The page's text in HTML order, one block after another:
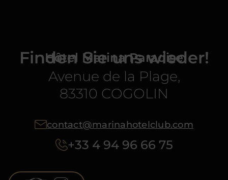
Finden Sie uns wieder!
Hôtel Marina Paradise
Avenue de la Plage,
83310 COGOLIN
contact@marinahotelclub.com
+33 4 94 96 66 75